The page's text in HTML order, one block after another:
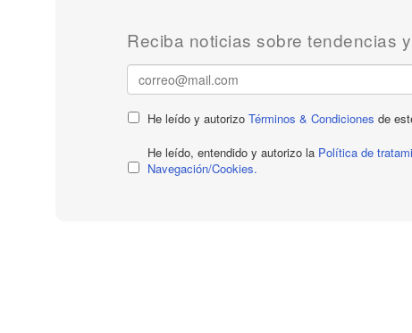
Reciba noticias sobre tendencias
He leído y autorizoTérminos & Condiciones de
He leído, entendido y autorizo la Política de
Navegación/Cookies.